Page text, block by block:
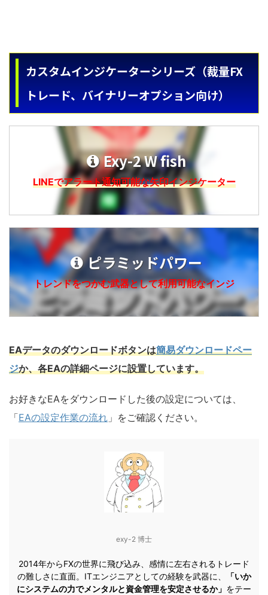
カスタムインジケーターシリーズ（裁量FX
トレード、バイナリーオプション向け）
Exy-2 W fish
LINEでアラート通知可能な矢印インジケーター
ピラミッドパワー
トレンドをつかむ武器として利用可能なインジ
EAデータのダウンロードボタンは簡易ダウンロードペー
ジか、各EAの詳細ページに設置しています。
お好きなEAをダウンロードした後の設定については、
「EAの設定作業の流れ 」をご確認ください。
exy-2 博士
2014年からFXの世界に飛び込み、感情に左右されるトレード
の難しさに直面。ITエンジニアとしての経験を武器に、
「いか
にシステムの力でメンタルと資金管理を安定させるか」 をテー